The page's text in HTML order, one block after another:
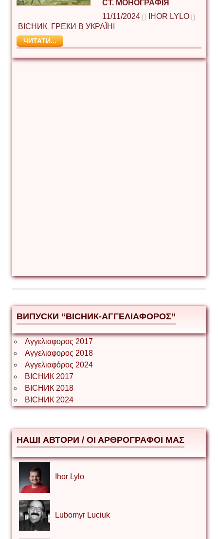
СТ. МОНОГРАФІЯ
11/11/2024
IHOR LYLO
ВІСНИК, ГРЕКИ В УКРАЇНІ
ЧИТАТИ...
ВИПУСКИ “ВІСНИК-ΑΓΓΕΛΙΑΦΟΡΟΣ”
Αγγελιαφορος 2017
Αγγελιαφορος 2018
Αγγελιαφόρος 2024
ВІСНИК 2017
ВІСНИК 2018
ВІСНИК 2024
НАШІ АВТОРИ / ΟΙ ΑΡΘΡΟΓΡΑΦΟΙ ΜΑΣ
Ihor Lylo
Lubomyr Luciuk